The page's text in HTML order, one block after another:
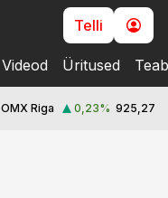
Telli
Videod Üritused
OMX Riga 0,23% 925,27